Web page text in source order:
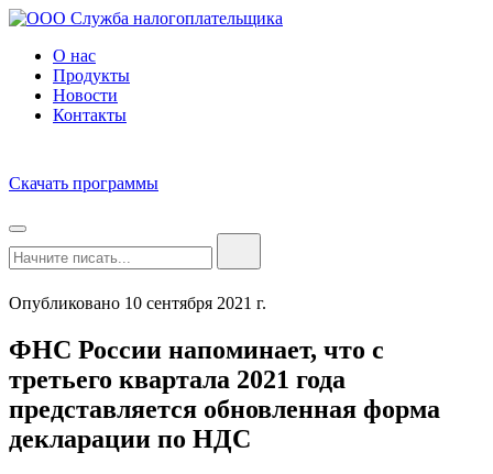
О нас
Продукты
Новости
Контакты
Скачать программы
Опубликовано 10 сентября 2021 г.
ФНС России напоминает, что с
третьего квартала 2021 года
представляется обновленная форма
декларации по НДС